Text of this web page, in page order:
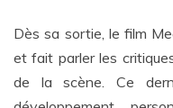
Dès sa sortie, le film
et fait parler les
de la scène. Ce